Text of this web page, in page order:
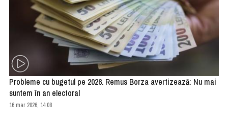
Probleme cu bugetul pe 2026. Remus Borza avertizează: Nu mai
suntem în an electoral
16 mar 2026, 14:08